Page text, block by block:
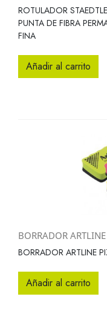
ROTULADOR
PUNTA DE FIBRA
FINA
Añadir al carrito
BORRADOR
BORRADOR ARTLINE
Añadir al carrito